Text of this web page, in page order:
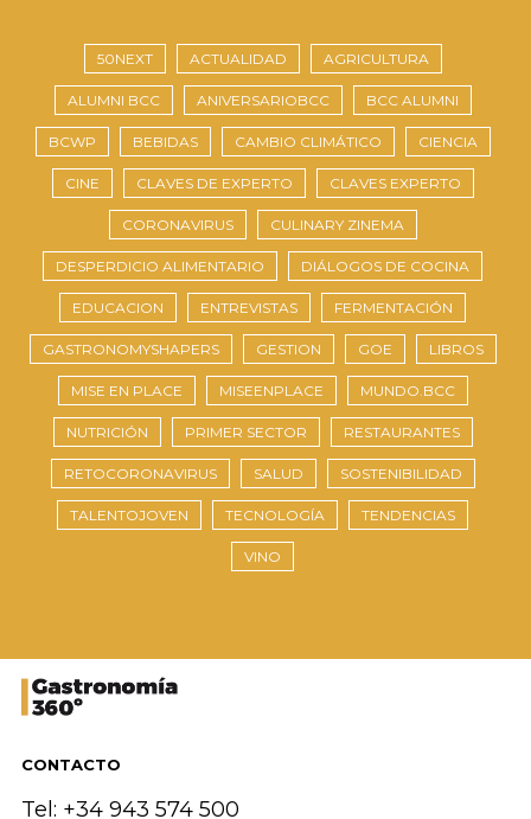
50NEXT ACTUALIDAD AGRICULTURA
ALUMNI BCC ANIVERSARIOBCC BCC ALUMNI
BCWP BEBIDAS CAMBIO CLIMÁTICO CIENCIA
CINE CLAVES DE EXPERTO CLAVES EXPERTO
CORONAVIRUS CULINARY ZINEMA
DESPERDICIO ALIMENTARIO DIÁLOGOS DE COCINA
EDUCACION ENTREVISTAS FERMENTACIÓN
GASTRONOMYSHAPERS GESTION GOE LIBROS
MISE EN PLACE MISEENPLACE MUNDO.BCC
NUTRICIÓN PRIMER SECTOR RESTAURANTES
RETOCORONAVIRUS SALUD SOSTENIBILIDAD
TALENTOJOVEN TECNOLOGÍA TENDENCIAS
VINO
CONTACTO
Tel: +34 943 574 500